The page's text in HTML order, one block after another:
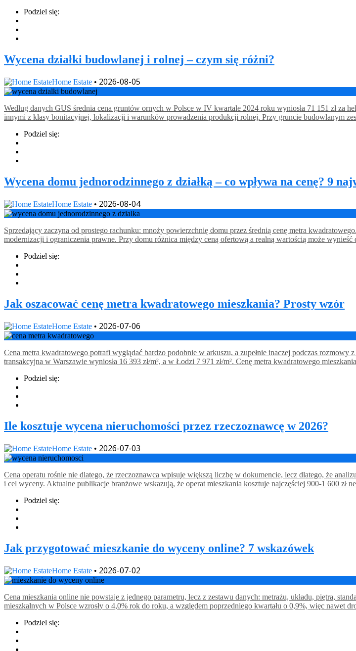
Podziel się:
Wycena działki budowlanej i rolnej – czym się różni?
Home Estate • 2026-08-05
Według danych GUS średnia cena gruntów ornych w Polsce w IV kwartale 2024 roku wyniosła 71 151 zł za
innymi z klasy bonitacyjnej, lokalizacji i warunków prowadzenia produkcji rolnej. Przy gruncie budowlanym
Podziel się:
Wycena domu jednorodzinnego z działką – co wpływa na cenę? 9
Home Estate • 2026-08-04
Sprzedający zaczyna od prostego rachunku: mnoży powierzchnię domu przez średnią cenę metra
modernizacji i ograniczenia prawne. Przy domu różnica między ceną ofertową a realną wartością może
Podziel się:
Jak oszacować cenę metra kwadratowego mieszkania? Prosty wzór
Home Estate • 2026-07-06
Cena metra kwadratowego potrafi wyglądać bardzo podobnie w arkuszu, a zupełnie inaczej podczas
transakcyjna w Warszawie wyniosła 16 393 zł/m², a w Łodzi 7 971 zł/m². Cenę metra kwadratowego
Podziel się:
Ile kosztuje wycena nieruchomości przez rzeczoznawcę w 2026?
Home Estate • 2026-07-03
Cena operatu rośnie nie dlatego, że rzeczoznawca wpisuje większą liczbę w dokumencie, lecz dlatego, że
i cel wyceny. Aktualne publikacje branżowe wskazują, że operat mieszkania kosztuje najczęściej 900-1 600 zł
Podziel się:
Jak przygotować mieszkanie do wyceny online? 7 wskazówek
Home Estate • 2026-07-02
Cena mieszkania online nie powstaje z jednego parametru, lecz z zestawu danych: metrażu, układu, piętra,
mieszkalnych w Polsce wzrosły o 4,0% rok do roku, a względem poprzedniego kwartału o 0,9%, więc nawet
Podziel się: